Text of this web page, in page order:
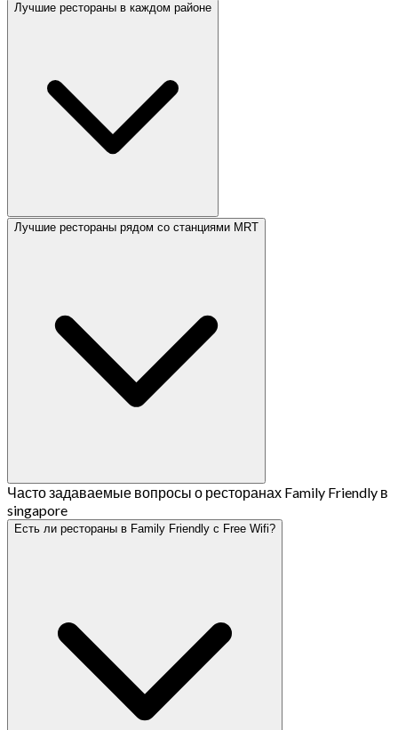
Лучшие рестораны в каждом районе
Лучшие рестораны рядом со станциями MRT
Часто задаваемые вопросы о ресторанах Family Friendly в
singapore
Есть ли рестораны в Family Friendly с Free Wifi?